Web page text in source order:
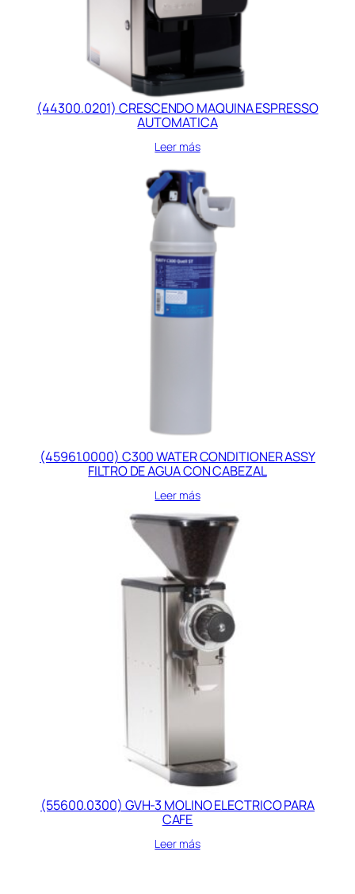
(44300.0201) CRESCENDO MAQUINA ESPRESSO
AUTOMATICA
Leer más
(45961.0000) C300 WATER CONDITIONER ASSY
FILTRO DE AGUA CON CABEZAL
Leer más
(55600.0300) GVH-3 MOLINO ELECTRICO PARA
CAFE
Leer más